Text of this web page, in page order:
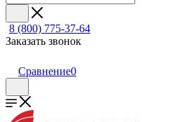
8 (800) 775-37-64
Заказать звонок
Сравнение0